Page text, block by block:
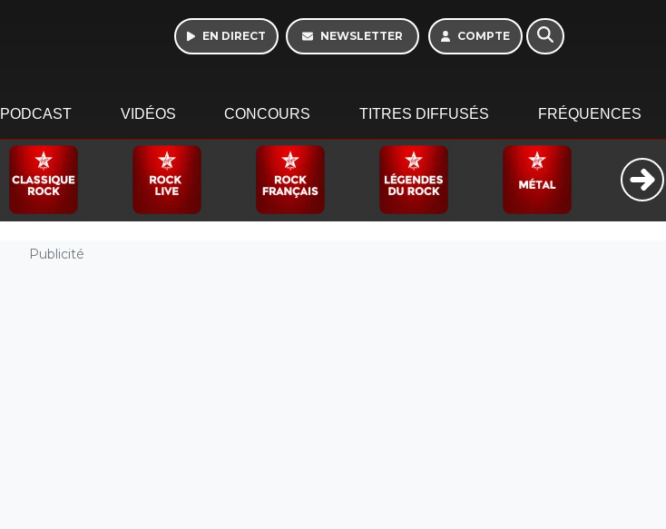
EN DIRECT NEWSLETTER COMPTE
PODCAST VIDÉOS CONCOURS TITRES DIFFUSÉS FRÉQUENCES
Publicité
Week-end de 16h à
20h